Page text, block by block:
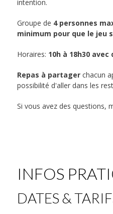
intention.
Groupe de 4 personnes
minimum pour que le jeu
Horaires: 10h à 18h30 avec
Repas à partagerchacun
possibilité d'aller dans les
Si vous avez des questions,
INFOS
DATES &